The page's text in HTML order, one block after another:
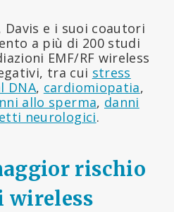
e i suoi coautori
a più di 200 studi
EMF/RF wireless
tra cui stress
DNA, cardiomiopatia,
allo sperma, danni
neurologici.
rischio
wireless